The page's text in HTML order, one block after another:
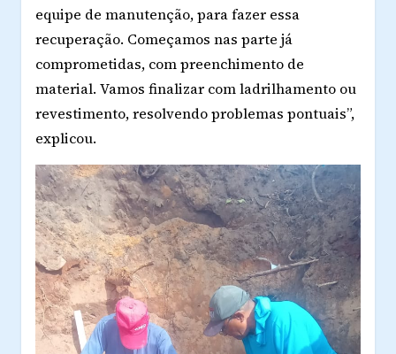
equipe de manutenção, para fazer essa
recuperação. Começamos nas parte já
comprometidas, com preenchimento de
material. Vamos finalizar com ladrilhamento ou
revestimento, resolvendo problemas pontuais”,
explicou.